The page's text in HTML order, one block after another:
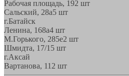
Рабочая площадь, 192 шт
Сальский, 28a5 шт
г.Батайск
Ленина, 168а4 шт
М.Горького, 285е2 шт
Шмидта, 17/1 5 шт
г.Аксай
Вартанова, 11 2 шт